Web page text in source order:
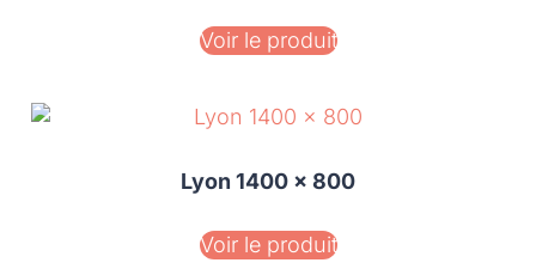
Voir le produit
Lyon 1400 x 800
Voir le produit